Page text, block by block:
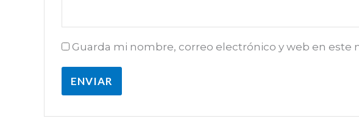
Guarda mi nombre, correo electrónico y web en este